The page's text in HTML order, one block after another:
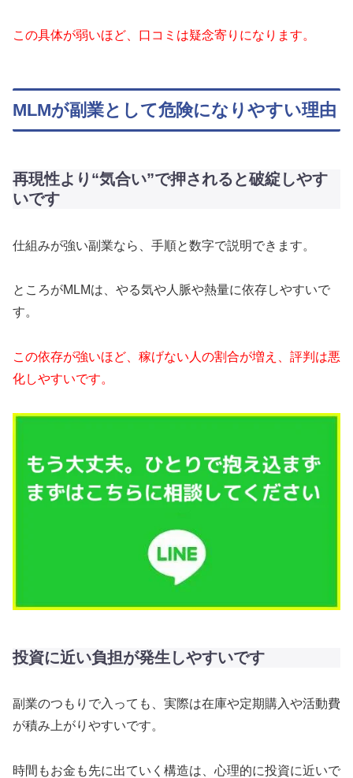
この具体が弱いほど、口コミは疑念寄りになります。
MLMが副業として危険になりやすい理由
再現性より“気合い”で押されると破綻しやす
いです
仕組みが強い副業なら、手順と数字で説明できます。
ところがMLMは、やる気や人脈や熱量に依存しやすいで
す。
この依存が強いほど、稼げない人の割合が増え、評判は悪
化しやすいです。
投資に近い負担が発生しやすいです
副業のつもりで入っても、実際は在庫や定期購入や活動費
が積み上がりやすいです。
時間もお金も先に出ていく構造は、心理的に投資に近いで